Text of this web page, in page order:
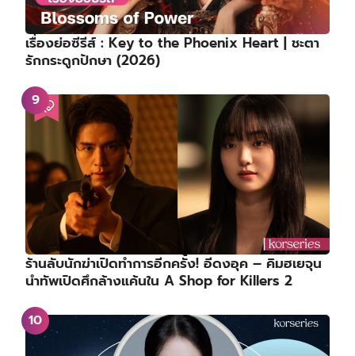
เรื่องย่อซีรีส์ : Key to the Phoenix Heart | ชะตา
รักกระดูกปักษา (2026)
ร้านลับนักฆ่าเปิดทำการอีกครั้ง! อีดงอุค – คิมฮเยจุน
นำทัพเปิดศึกล้างแค้นใน A Shop for Killers 2